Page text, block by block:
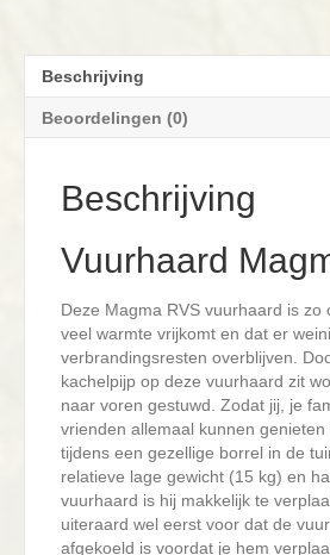
Beschrijving
Beoordelingen (0)
Beschrijving
Vuurhaard
Deze Magma RVS vuurhaard is zo
veel warmte vrijkomt en dat er
verbrandingsresten overblijven.
kachelpijp op deze vuurhaard zit
naar voren gestuwd. Zodat jij, je
vrienden allemaal kunnen
tijdens een gezellige borrel in de
relatieve lage gewicht (15 kg) en
vuurhaard is hij makkelijk te
uiteraard wel eerst voor dat de
afgekoeld is voordat je hem